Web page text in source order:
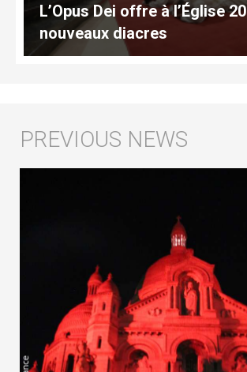
L’Opus Dei offre à l’Église 20
nouveaux diacres